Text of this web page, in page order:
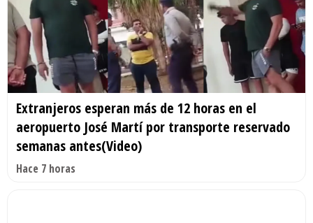
Extranjeros esperan más de 12 horas en el
aeropuerto José Martí por transporte reservado
semanas antes(Video)
Hace 7 horas